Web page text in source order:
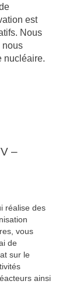
est
Nous
nous
nucléaire.
–
réalise des
vous
de
sur le
ainsi